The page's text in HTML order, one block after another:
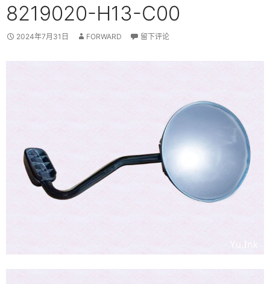
8219020-H13-C00
2024年7月31日 FORWARD 留下评论